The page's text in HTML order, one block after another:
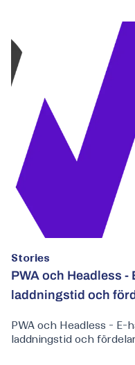
Stories
PWA och Headless
laddningstid och
PWA och Headless - E-
laddningstid och